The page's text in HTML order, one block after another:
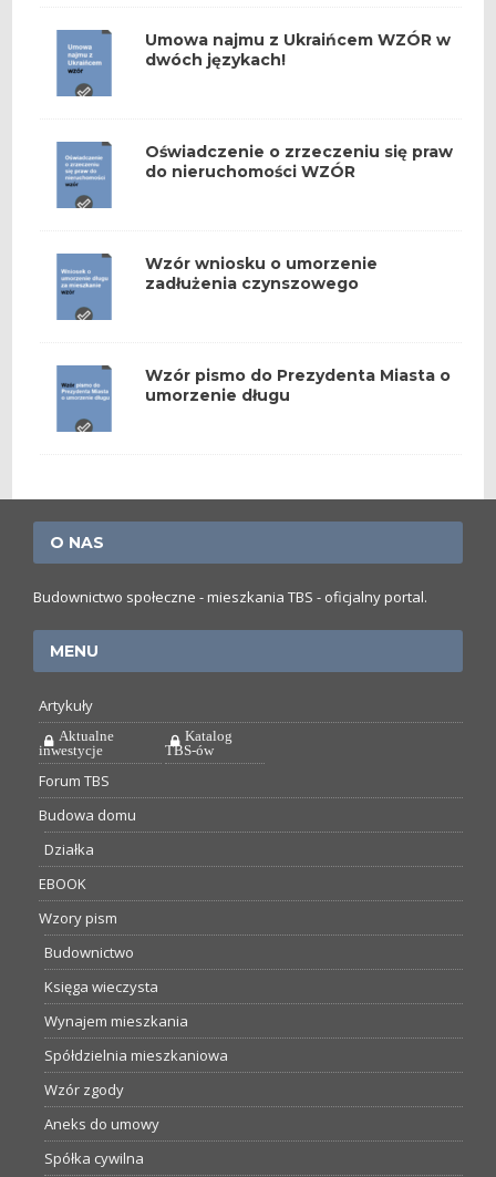
Umowa najmu z Ukraińcem WZÓR w
dwóch językach!
Oświadczenie o zrzeczeniu się praw
do nieruchomości WZÓR
Wzór wniosku o umorzenie
zadłużenia czynszowego
Wzór pismo do Prezydenta Miasta o
umorzenie długu
O NAS
Budownictwo społeczne - mieszkania TBS - oficjalny portal.
MENU
Artykuły
Aktualne
inwestycje
Katalog
TBS-ów
Forum TBS
Budowa domu
Działka
EBOOK
Wzory pism
Budownictwo
Księga wieczysta
Wynajem mieszkania
Spółdzielnia mieszkaniowa
Wzór zgody
Aneks do umowy
Spółka cywilna